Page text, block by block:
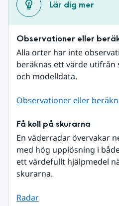
Lär dig mer
Observationer eller
Alla orter har inte
beräknas ett värde
och modelldata.
Observationer eller
Få koll på skurarna
En väderradar övervakar
med hög upplösning i
ett värdefullt hjälpmedel
skurarna.
Radar